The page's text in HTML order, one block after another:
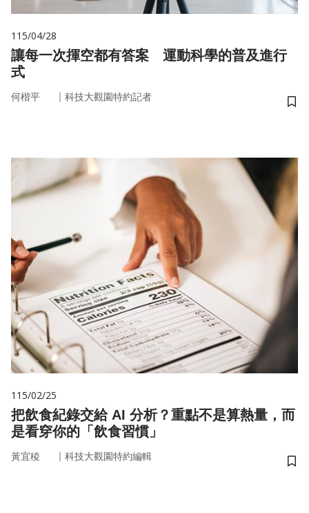
115/04/28
讓每一次揮空都有答案 運動科學的普及進行
式
何楷平 ｜ 科技大觀園特約記者
儲
115/02/25
把飲食紀錄交給 AI 分析？重點不是算熱量，而
是看穿你的「飲食習慣」
黃宜稜 ｜ 科技大觀園特約編輯
儲